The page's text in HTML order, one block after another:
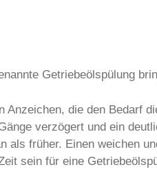
Getriebeölspülung
Anzeichen, die den Bedarf
verzögert und ein
als früher. Einen weichen
sein für eine